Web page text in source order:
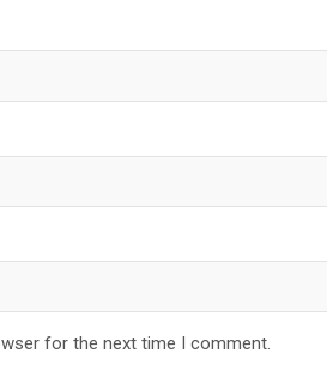
for the next time I comment.